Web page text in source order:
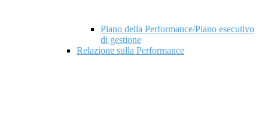
Piano della Performance/Piano esecutivo
di gestione
Relazione sulla Performance